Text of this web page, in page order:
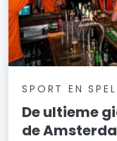
SPORT EN SPEL
De ultieme
de